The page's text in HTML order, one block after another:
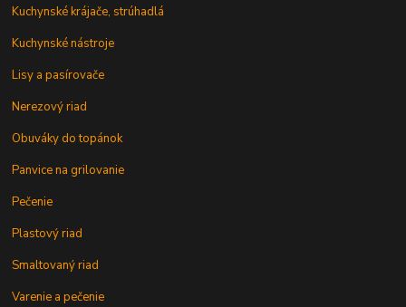
Kuchynské krájače, strúhadlá
Kuchynské nástroje
Lisy a pasírovače
Nerezový riad
Obuváky do topánok
Panvice na grilovanie
Pečenie
Plastový riad
Smaltovaný riad
Varenie a pečenie